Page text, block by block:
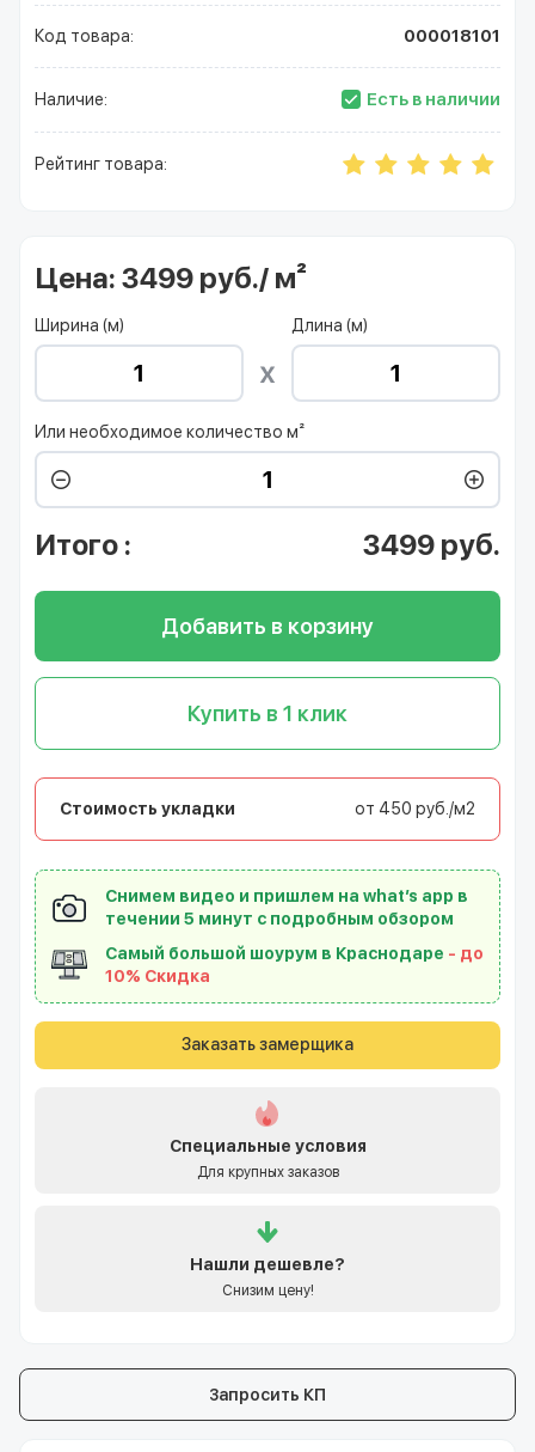
Код товара: 000018101
Наличие: Есть в наличии
Рейтинг товара:
Цена: 3499 руб./ м²
Ширина (м) Длина (м)
Или необходимое количество м²
Итого : 3499 руб.
Добавить в корзину
Купить в 1 клик
Стоимость укладки от 450 руб./м2
Снимем видео и пришлем на what’s app в
течении 5 минут с подробным обзором
Самый большой шоурум в Краснодаре - до
10% Скидка
Заказать замерщика
Специальные условия
Для крупных заказов
Нашли дешевле?
Снизим цену!
Запросить КП